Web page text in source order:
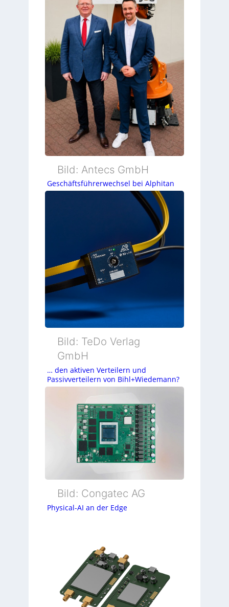
Bild: Antecs GmbH
Geschäftsführerwechsel bei Alphitan
Bild: TeDo Verlag
GmbH
… den aktiven Verteilern und
Passivverteilern von Bihl+Wiedemann?
Bild: Congatec AG
Physical-AI an der Edge